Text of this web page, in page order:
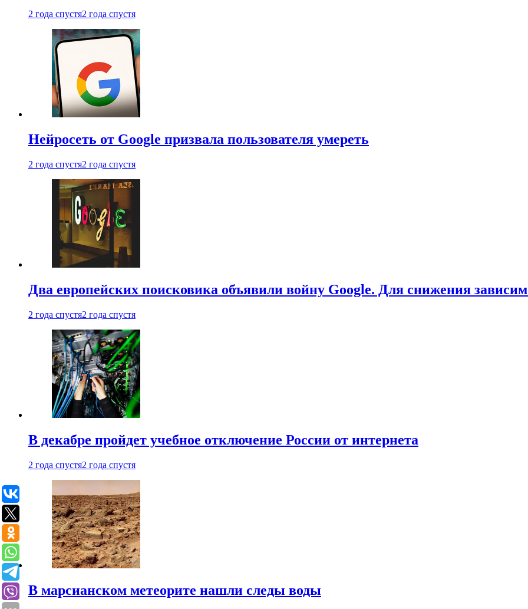
2 года спустя2 года спустя
Нейросеть от Google призвала пользователя умереть
2 года спустя2 года спустя
Два европейских поисковика объявили войну Google. Для снижения
2 года спустя2 года спустя
В декабре пройдет учебное отключение России от интернета
2 года спустя2 года спустя
В марсианском метеорите нашли следы воды